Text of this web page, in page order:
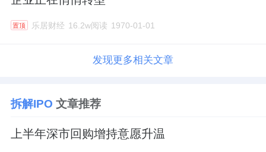
置顶 乐居财经 16.2w阅读 1970-01-01
发现更多相关文章
拆解IPO 文章推荐
上半年深市回购增持意愿升温